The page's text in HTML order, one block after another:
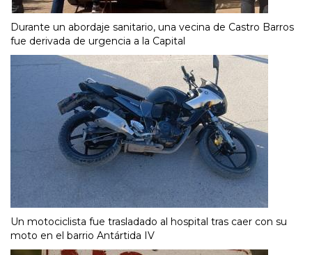
Durante un abordaje sanitario, una vecina de Castro Barros
fue derivada de urgencia a la Capital
Un motociclista fue trasladado al hospital tras caer con su
moto en el barrio Antártida IV